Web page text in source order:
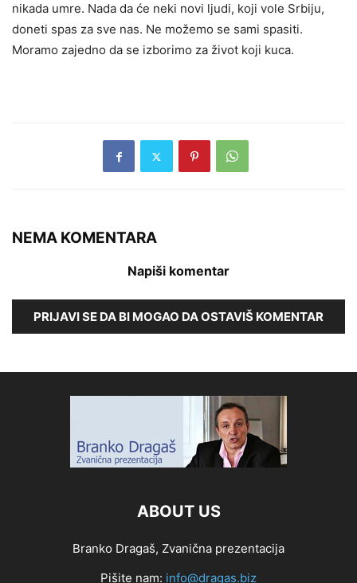
nikada umre. Nada da će neki novi ljudi, koji vole Srbiju,
doneti spas za sve nas. Ne možemo se sami spasiti.
Moramo zajedno da se izborimo za život koji kuca.
NEMA KOMENTARA
Napiši komentar
PRIJAVI SE DA BI MOGAO DA OSTAVIŠ KOMENTAR
ABOUT US
Branko Dragaš, Zvanična prezentacija
Pišite nam: info@dragas.biz